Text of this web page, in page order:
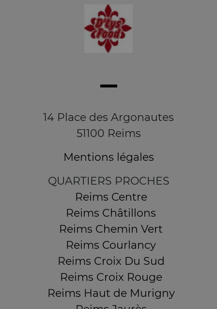
14 Place des Argonautes
51100 Reims
Mentions légales
QUARTIERS PROCHES
Reims Centre
Reims Châtillons
Reims Chemin Vert
Reims Courlancy
Reims Croix Du Sud
Reims Croix Rouge
Reims Haut de Murigny